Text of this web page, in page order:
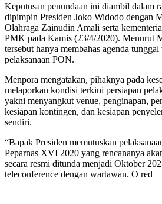
Keputusan penundaan ini diambil dalam
dipimpin Presiden Joko Widodo dengan
Olahraga Zainudin Amali serta
PMK pada Kamis (23/4/2020). Menurut
tersebut hanya membahas agenda
pelaksanaan PON.
Menpora mengatakan, pihaknya pada
melaporkan kondisi terkini persiapan
yakni menyangkut venue, penginapan,
kesiapan kontingen, dan kesiapan
sendiri.
“Bapak Presiden memutuskan
Peparnas XVI 2020 yang rencananya
secara resmi ditunda menjadi Oktober
teleconference dengan wartawan. O red